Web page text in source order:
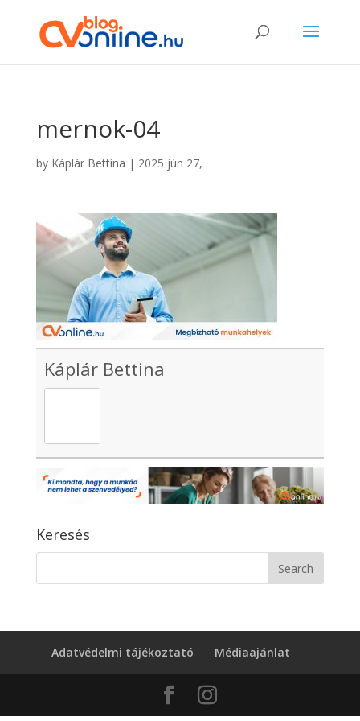
mernok-04
by Káplár Bettina | 2025 jún 27,
Káplár Bettina
Keresés
Adatvédelmi tájékoztató Médiaajánlat